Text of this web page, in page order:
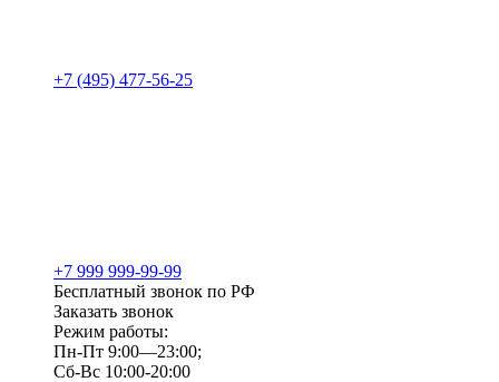
+7 (495) 477-56-25
+7 999 999-99-99
Бесплатный звонок по РФ
Заказать звонок
Режим работы:
Пн-Пт 9:00—23:00;
Сб-Вс 10:00-20:00